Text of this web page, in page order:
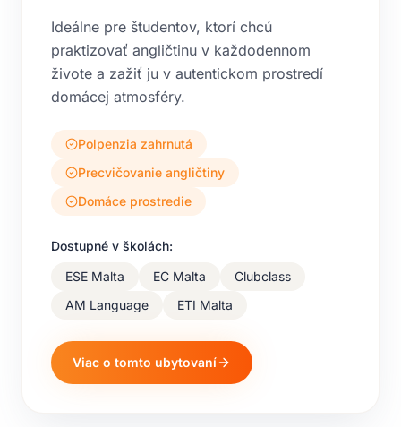
Ideálne pre študentov, ktorí chcú
praktizovať angličtinu v každodennom
živote a zažiť ju v autentickom prostredí
domácej atmosféry.
Polpenzia zahrnutá
Precvičovanie angličtiny
Domáce prostredie
Dostupné v školách:
ESE Malta
EC Malta
Clubclass
AM Language
ETI Malta
Viac o tomto ubytovaní